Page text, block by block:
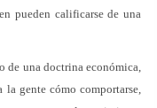
pueden calificarse de una
de una doctrina económica,
gente cómo comportarse,